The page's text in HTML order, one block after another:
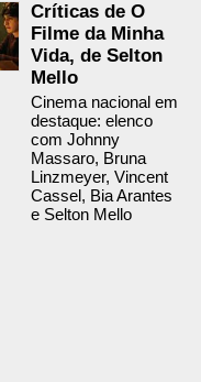
Críticas de O
Filme da Minha
Vida, de Selton
Mello
Cinema nacional em
destaque: elenco
com Johnny
Massaro, Bruna
Linzmeyer, Vincent
Cassel, Bia Arantes
e Selton Mello